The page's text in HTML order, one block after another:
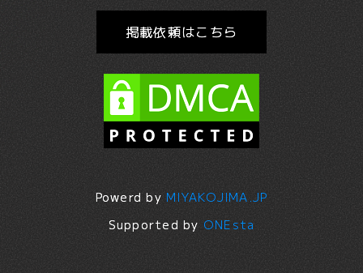
掲載依頼はこちら
Powerd byMIYAKOJIMA.JP
Supported by ONEsta